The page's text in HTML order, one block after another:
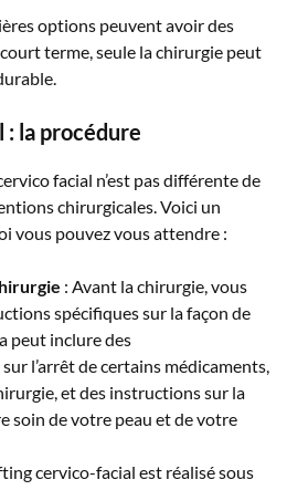
options peuvent avoir des
terme, seule la chirurgie peut
la procédure
facial n’est pas différente de
chirurgicales. Voici un
vous pouvez vous attendre :
: Avant la chirurgie, vous
spécifiques sur la façon de
peut inclure des
l’arrêt de certains médicaments,
et des instructions sur la
soin de votre peau et de votre
cervico-facial est réalisé sous